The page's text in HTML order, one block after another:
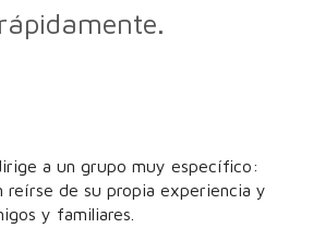
rápidamente.
a un grupo muy específico:
reírse de su propia experiencia y
y familiares.